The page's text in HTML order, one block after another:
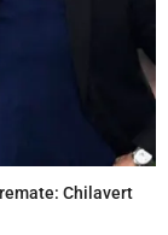
Chilavert